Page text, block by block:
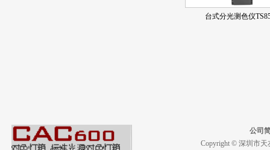
台式分光测色仪
公司
Copyright © 深圳市